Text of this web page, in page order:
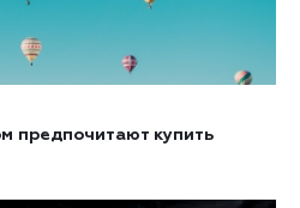
предпочитают купить